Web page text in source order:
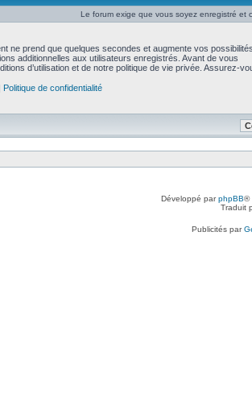
Le forum exige que vous soyez enregistré et
ne prend que quelques secondes et augmente vos possibilités.
additionnelles aux utilisateurs enregistrés. Avant de vous
d’utilisation et de notre politique de vie privée. Assurez-
Politique de confidentialité
Développé parphpBB®
Traduit
Publicités par